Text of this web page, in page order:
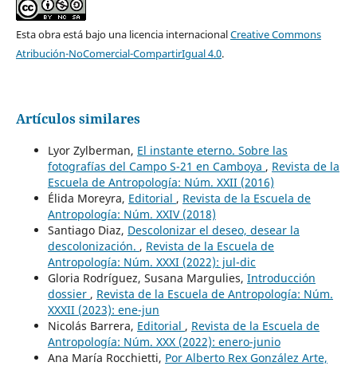
Esta obra está bajo una licencia internacionalCreative Commons
Atribución-NoComercial-CompartirIgual 4.0.
Artículos similares
Lyor Zylberman, El instante eterno. Sobre las
fotografías del Campo S-21 en Camboya , Revista de la
Escuela de Antropología: Núm. XXII (2016)
Élida Moreyra, Editorial , Revista de la Escuela de
Antropología: Núm. XXIV (2018)
Santiago Diaz, Descolonizar el deseo, desear la
descolonización. , Revista de la Escuela de
Antropología: Núm. XXXI (2022): jul-dic
Gloria Rodríguez, Susana Margulies, Introducción
dossier , Revista de la Escuela de Antropología: Núm.
XXXII (2023): ene-jun
Nicolás Barrera, Editorial , Revista de la Escuela de
Antropología: Núm. XXX (2022): enero-junio
Ana María Rocchietti, Por Alberto Rex González Arte,